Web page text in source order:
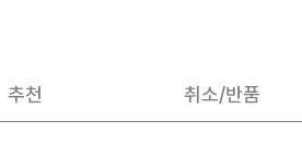
추천 취소/반품